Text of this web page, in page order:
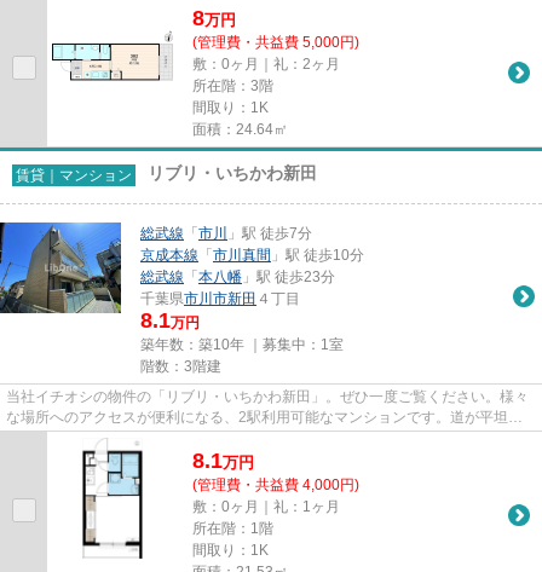
8万円
(管理費・共益費 5,000円)
敷：0ヶ月｜礼：2ヶ月
所在階：3階
間取り：1K
面積：24.64㎡
賃貸｜マンション リブリ・いちかわ新田
総武線 「 市川
」駅 徒歩7分
京成本線 「 市川真間 」駅 徒歩10分
総武線 「 本八幡 」駅 徒歩23分
千葉県市川市新田 ４丁目
8.1万円
築年数：築10年 ｜募集中： 1室
階数：3階建
当社イチオシの物件の「リブリ・いちかわ新田」。ぜひ一度ご覧ください。様々
な場所へのアクセスが便利になる、2駅利用可能なマンションです。道が平坦だ
と買い物も快適にできますね。...
8.1万円
(管理費・共益費 4,000円)
敷：0ヶ月｜礼：1ヶ月
所在階：1階
間取り：1K